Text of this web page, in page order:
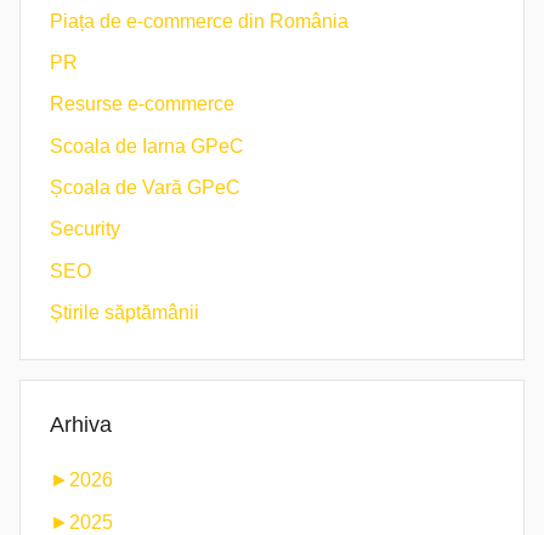
Piața de e-commerce din România
PR
Resurse e-commerce
Scoala de Iarna GPeC
Școala de Vară GPeC
Security
SEO
Știrile săptămânii
Arhiva
► 2026
► 2025